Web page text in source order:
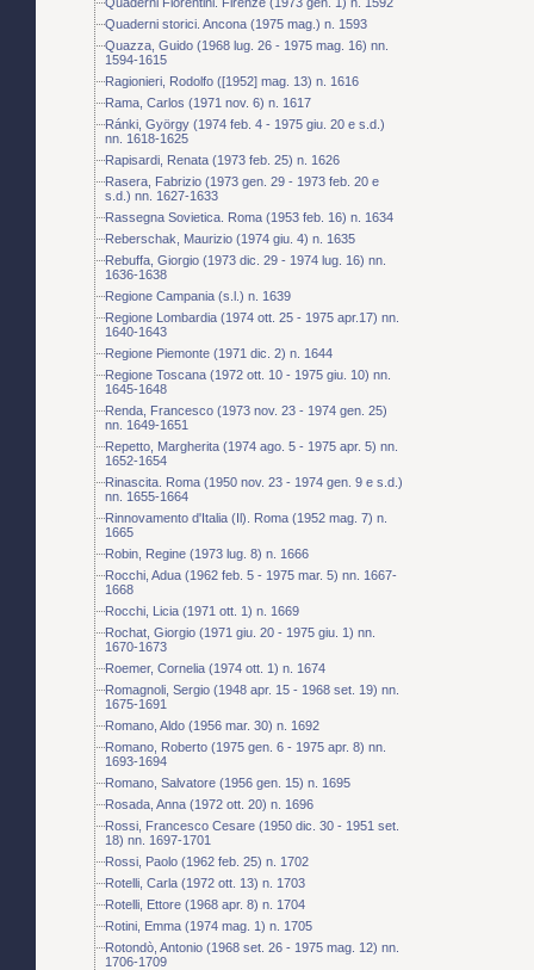
Quaderni storici. Ancona (1975 mag.) n. 1593
Quazza, Guido (1968 lug. 26 - 1975 mag. 16) nn.
1594-1615
Ragionieri, Rodolfo ([1952] mag. 13) n. 1616
Rama, Carlos (1971 nov. 6) n. 1617
Ránki, György (1974 feb. 4 - 1975 giu. 20 e s.d.)
nn. 1618-1625
Rapisardi, Renata (1973 feb. 25) n. 1626
Rasera, Fabrizio (1973 gen. 29 - 1973 feb. 20 e
s.d.) nn. 1627-1633
Rassegna Sovietica. Roma (1953 feb. 16) n. 1634
Reberschak, Maurizio (1974 giu. 4) n. 1635
Rebuffa, Giorgio (1973 dic. 29 - 1974 lug. 16) nn.
1636-1638
Regione Campania (s.l.) n. 1639
Regione Lombardia (1974 ott. 25 - 1975 apr.17) nn.
1640-1643
Regione Piemonte (1971 dic. 2) n. 1644
Regione Toscana (1972 ott. 10 - 1975 giu. 10) nn.
1645-1648
Renda, Francesco (1973 nov. 23 - 1974 gen. 25)
nn. 1649-1651
Repetto, Margherita (1974 ago. 5 - 1975 apr. 5) nn.
1652-1654
Rinascita. Roma (1950 nov. 23 - 1974 gen. 9 e s.d.)
nn. 1655-1664
Rinnovamento d'Italia (Il). Roma (1952 mag. 7) n.
1665
Robin, Regine (1973 lug. 8) n. 1666
Rocchi, Adua (1962 feb. 5 - 1975 mar. 5) nn. 1667-
1668
Rocchi, Licia (1971 ott. 1) n. 1669
Rochat, Giorgio (1971 giu. 20 - 1975 giu. 1) nn.
1670-1673
Roemer, Cornelia (1974 ott. 1) n. 1674
Romagnoli, Sergio (1948 apr. 15 - 1968 set. 19) nn.
1675-1691
Romano, Aldo (1956 mar. 30) n. 1692
Romano, Roberto (1975 gen. 6 - 1975 apr. 8) nn.
1693-1694
Romano, Salvatore (1956 gen. 15) n. 1695
Rosada, Anna (1972 ott. 20) n. 1696
Rossi, Francesco Cesare (1950 dic. 30 - 1951 set.
18) nn. 1697-1701
Rossi, Paolo (1962 feb. 25) n. 1702
Rotelli, Carla (1972 ott. 13) n. 1703
Rotelli, Ettore (1968 apr. 8) n. 1704
Rotini, Emma (1974 mag. 1) n. 1705
Rotondò, Antonio (1968 set. 26 - 1975 mag. 12) nn.
1706-1709